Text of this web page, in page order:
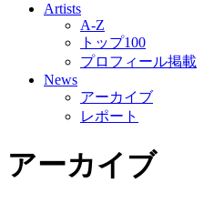
Artists
A-Z
トップ100
プロフィール掲載
News
アーカイブ
レポート
アーカイブ